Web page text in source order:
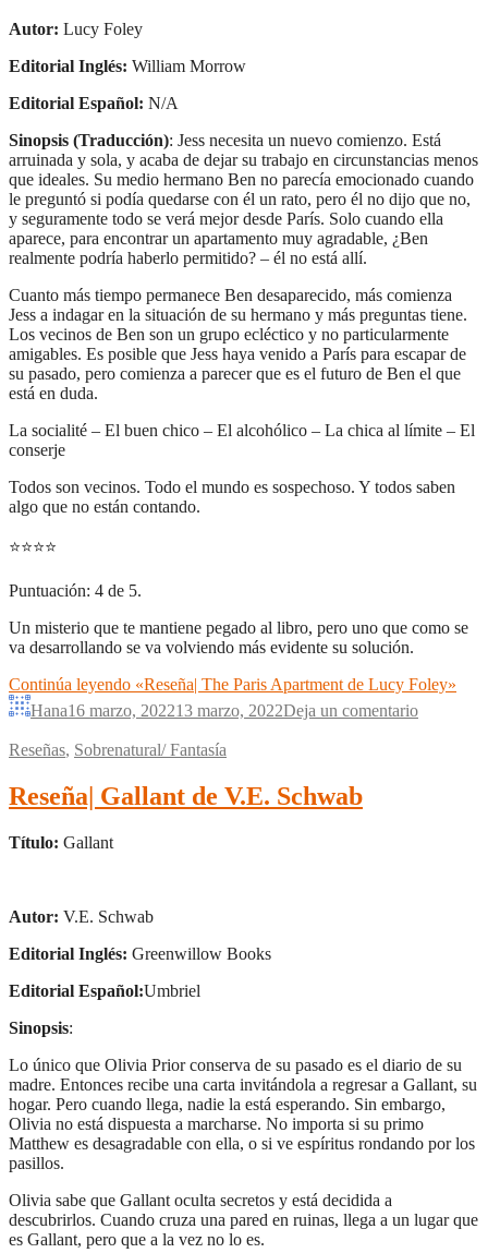
Autor: Lucy Foley
Editorial Inglés: William Morrow
Editorial Español: N/A
Sinopsis (Traducción): Jess necesita un nuevo comienzo. Está
arruinada y sola, y acaba de dejar su trabajo en circunstancias menos
que ideales. Su medio hermano Ben no parecía emocionado cuando
le preguntó si podía quedarse con él un rato, pero él no dijo que no,
y seguramente todo se verá mejor desde París. Solo cuando ella
aparece, para encontrar un apartamento muy agradable, ¿Ben
realmente podría haberlo permitido? – él no está allí.
Cuanto más tiempo permanece Ben desaparecido, más comienza
Jess a indagar en la situación de su hermano y más preguntas tiene.
Los vecinos de Ben son un grupo ecléctico y no particularmente
amigables. Es posible que Jess haya venido a París para escapar de
su pasado, pero comienza a parecer que es el futuro de Ben el que
está en duda.
La socialité – El buen chico – El alcohólico – La chica al límite – El
conserje
Todos son vecinos. Todo el mundo es sospechoso. Y todos saben
algo que no están contando.
⭐⭐⭐⭐
Puntuación: 4 de 5.
Un misterio que te mantiene pegado al libro, pero uno que como se
va desarrollando se va volviendo más evidente su solución.
Continúa leyendo «Reseña| The Paris Apartment de Lucy Foley»
Hana16 marzo, 202213 marzo, 2022Deja un comentario
Reseñas, Sobrenatural/ Fantasía
Reseña| Gallant de V.E. Schwab
Título: Gallant
Autor: V.E. Schwab
Editorial Inglés: Greenwillow Books
Editorial Español:Umbriel
Sinopsis:
Lo único que Olivia Prior conserva de su pasado es el diario de su
madre. Entonces recibe una carta invitándola a regresar a Gallant, su
hogar. Pero cuando llega, nadie la está esperando. Sin embargo,
Olivia no está dispuesta a marcharse. No importa si su primo
Matthew es desagradable con ella, o si ve espíritus rondando por los
pasillos.
Olivia sabe que Gallant oculta secretos y está decidida a
descubrirlos. Cuando cruza una pared en ruinas, llega a un lugar que
es Gallant, pero que a la vez no lo es.